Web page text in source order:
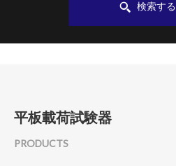
検索する
平板載荷試験器
PRODUCTS